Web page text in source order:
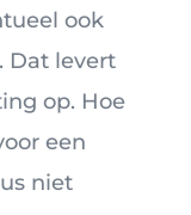
ook
Dat levert
op. Hoe
een
niet